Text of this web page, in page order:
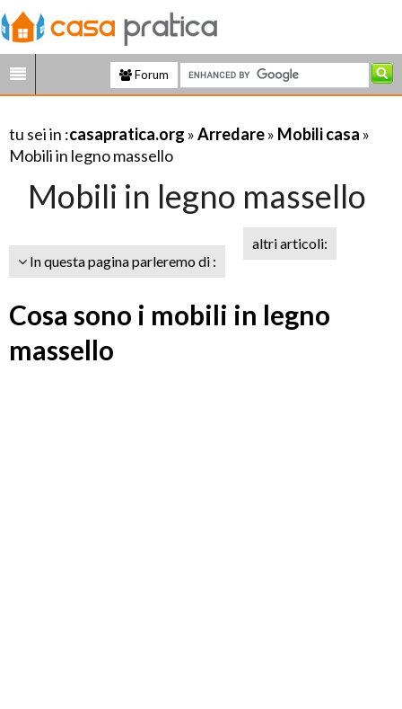
Forum
tu sei in :casapratica.org »Arredare» Mobili casa »
Mobili in legno massello
Mobili in legno massello
In questa pagina parleremo di :
altri articoli:
Cosa sono i mobili in legno
massello